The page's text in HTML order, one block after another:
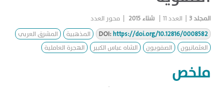
المجلد3 العدد11 شتاء 2015
محور العدد
DOI:https://doi.org/10.12816/0008582 المذهبية
المشرق العربي
العثمانيون
الصفويون الشاه عباس الكبير الهجرة العاملية
ملخص